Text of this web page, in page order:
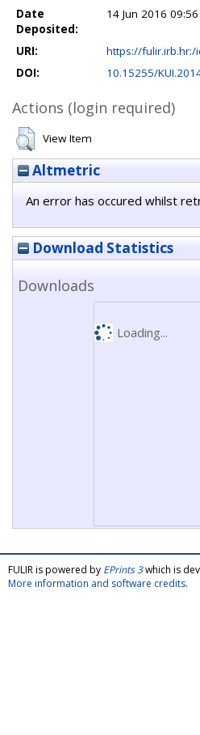
Date
Deposited:
14 Jun 2016 09:56
URI:
https://
DOI:
10.15255/
Actions (login required)
View Item
Altmetric
An error has occured whilst
Download Statistics
Downloads
Loading...
FULIR is powered by EPrints 3which is
More information and software credits.